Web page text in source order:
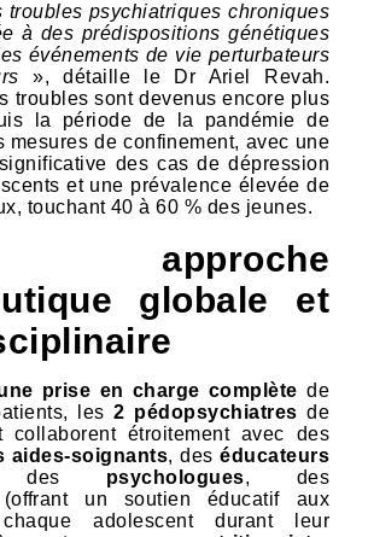
troubles psychiatriques chroniques
à des prédispositions génétiques
événements de vie perturbateurs
», détaille le Dr Ariel Revah.
troubles sont devenus encore plus
la période de la pandémie de
mesures de confinement, avec une
des cas de dépression
et une prévalence élevée de
touchant 40 à 60 % des jeunes.
approche
globale et
prise en charge complètede
les 2 pédopsychiatres de
collaborent étroitement avec des
aides-soignants, deséducateurs
des psychologues, des
un soutien éducatif aux
adolescent durant leur